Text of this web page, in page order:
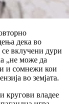
дека во
се вклучени дури
„не може да
и сомнежи кои
во земјата.
кругови владее